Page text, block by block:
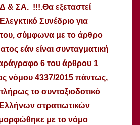
& ΣΑ. !!!.Θα εξεταστεί
Συνέδριο για
σύμφωνα με το άρθρο
εάν είναι συνταγματική
6 του άρθρου 1
νόμου 4337/2015 πάντως,
το συνταξιοδοτικό
στρατιωτικών
με το νόμο